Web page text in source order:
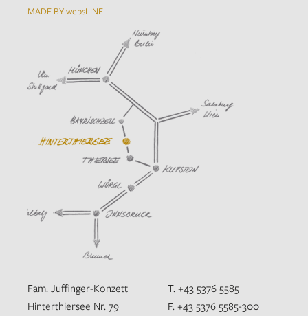
MADE BY websLINE
Fam. Juffinger-Konzett
Hinterthiersee Nr. 79
T. +43 5376 5585
F. +43 5376 5585-300